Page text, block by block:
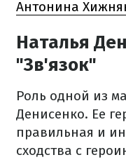
Антонина
Наталья
"Зв'язок"
Роль одной из
Денисенко. Ее
правильная и
сходства с